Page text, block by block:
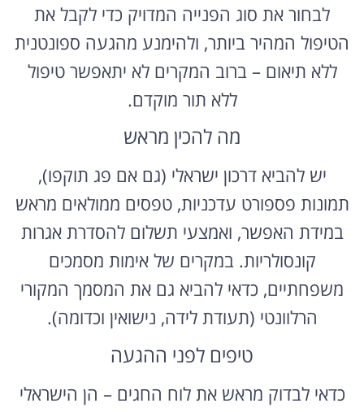
לבחור את סוג הפנייה המדויק כדי לקבל את
הטיפול המהיר ביותר, ולהימנע מהגעה ספונטנית
ללא תיאום – ברוב המקרים לא יתאפשר טיפול
ללא תור מוקדם.
מה להכין מראש
יש להביא דרכון ישראלי (גם אם פג תוקפו),
תמונות פספורט עדכניות, טפסים ממולאים מראש
במידת האפשר, ואמצעי תשלום להסדרת אגרות
קונסולריות. במקרים של אימות מסמכים
משפחתיים, כדאי להביא גם את המסמך המקורי
הרלוונטי (תעודת לידה, נישואין וכדומה).
טיפים לפני ההגעה
כדאי לבדוק מראש את לוח החגים – הן הישראלי